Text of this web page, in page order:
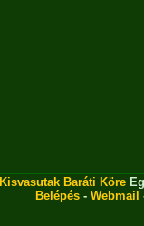
Kisvasutak Baráti Köre
Belépés - Webmail